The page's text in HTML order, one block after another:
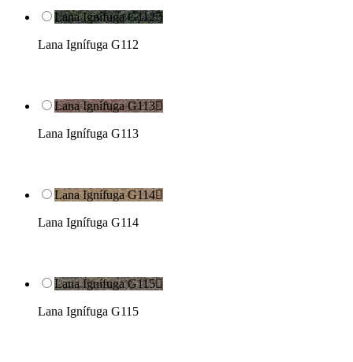
Lana Ignífuga G112
Lana Ignífuga G112
Lana Ignífuga G113
Lana Ignífuga G113
Lana Ignífuga G114
Lana Ignífuga G114
Lana Ignífuga G115
Lana Ignífuga G115